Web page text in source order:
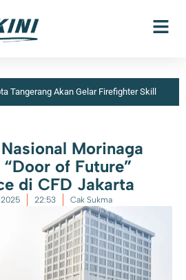
Tangerang Akan Gelar Firefighter Skill
Morinaga
of Future”
di CFD Jakarta
22:53 Cak Sukma